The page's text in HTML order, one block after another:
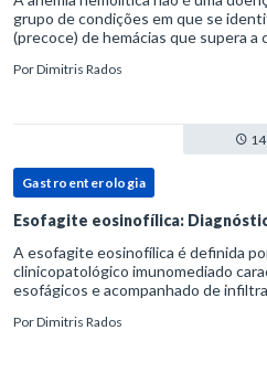
grupo de condições em que se
(precoce) de hemácias que supera a
PorDimitris Rados
Gastroenterologia
Esofagite eosinofílica:
A esofagite eosinofílica é definida
clinicopatológico imunomediado
esofágicos e acompanhado de
refluxo gastr
PorDimitris Rados